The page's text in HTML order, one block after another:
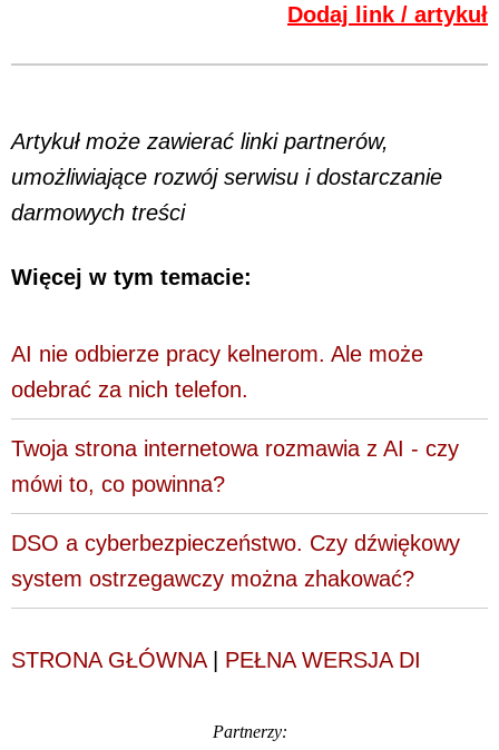
Dodaj link / artykuł
Artykuł może zawierać linki partnerów,
umożliwiające rozwój serwisu i dostarczanie
darmowych treści
Więcej w tym temacie:
AI nie odbierze pracy kelnerom. Ale może
odebrać za nich telefon.
Twoja strona internetowa rozmawia z AI - czy
mówi to, co powinna?
DSO a cyberbezpieczeństwo. Czy dźwiękowy
system ostrzegawczy można zhakować?
STRONA GŁÓWNA| PEŁNA WERSJA DI
Partnerzy: